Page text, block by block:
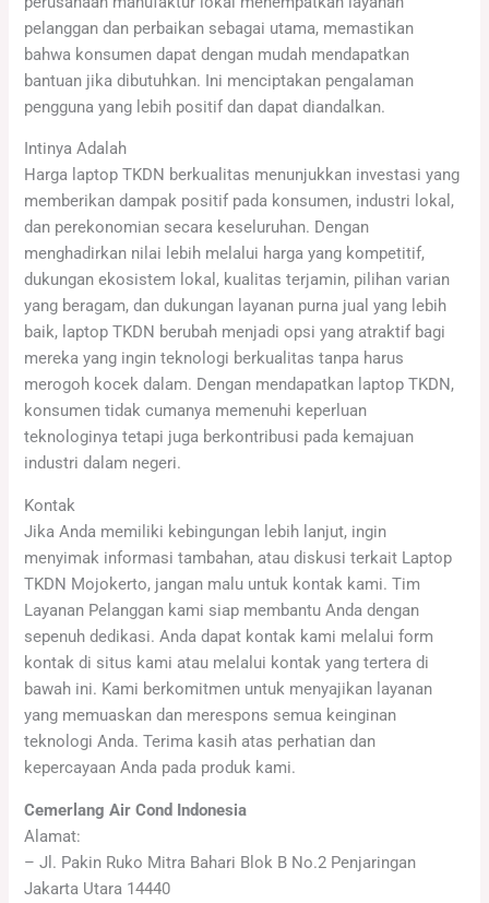
pelanggan dan perbaikan sebagai utama, memastikan
bahwa konsumen dapat dengan mudah mendapatkan
bantuan jika dibutuhkan. Ini menciptakan pengalaman
pengguna yang lebih positif dan dapat diandalkan.
Intinya Adalah
Harga laptop TKDN berkualitas menunjukkan investasi yang
memberikan dampak positif pada konsumen, industri lokal,
dan perekonomian secara keseluruhan. Dengan
menghadirkan nilai lebih melalui harga yang kompetitif,
dukungan ekosistem lokal, kualitas terjamin, pilihan varian
yang beragam, dan dukungan layanan purna jual yang lebih
baik, laptop TKDN berubah menjadi opsi yang atraktif bagi
mereka yang ingin teknologi berkualitas tanpa harus
merogoh kocek dalam. Dengan mendapatkan laptop TKDN,
konsumen tidak cumanya memenuhi keperluan
teknologinya tetapi juga berkontribusi pada kemajuan
industri dalam negeri.
Kontak
Jika Anda memiliki kebingungan lebih lanjut, ingin
menyimak informasi tambahan, atau diskusi terkait Laptop
TKDN Mojokerto, jangan malu untuk kontak kami. Tim
Layanan Pelanggan kami siap membantu Anda dengan
sepenuh dedikasi. Anda dapat kontak kami melalui form
kontak di situs kami atau melalui kontak yang tertera di
bawah ini. Kami berkomitmen untuk menyajikan layanan
yang memuaskan dan merespons semua keinginan
teknologi Anda. Terima kasih atas perhatian dan
kepercayaan Anda pada produk kami.
Cemerlang Air Cond Indonesia
Alamat:
– Jl. Pakin Ruko Mitra Bahari Blok B No.2 Penjaringan
Jakarta Utara 14440